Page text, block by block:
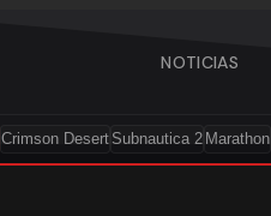
NOTICIAS
Crimson Desert Subnautica 2 Marathon